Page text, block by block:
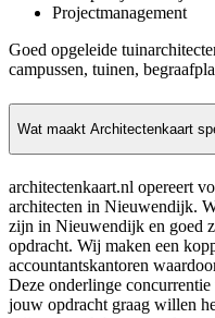
Projectmanagement
Goed opgeleide
campussen, tuinen,
Wat maakt Architectenkaart
architectenkaart.nl opereert
architecten in Nieuwendijk.
zijn in Nieuwendijk en goed
opdracht. Wij maken een
accountantskantoren
Deze onderlinge
jouw opdracht graag willen